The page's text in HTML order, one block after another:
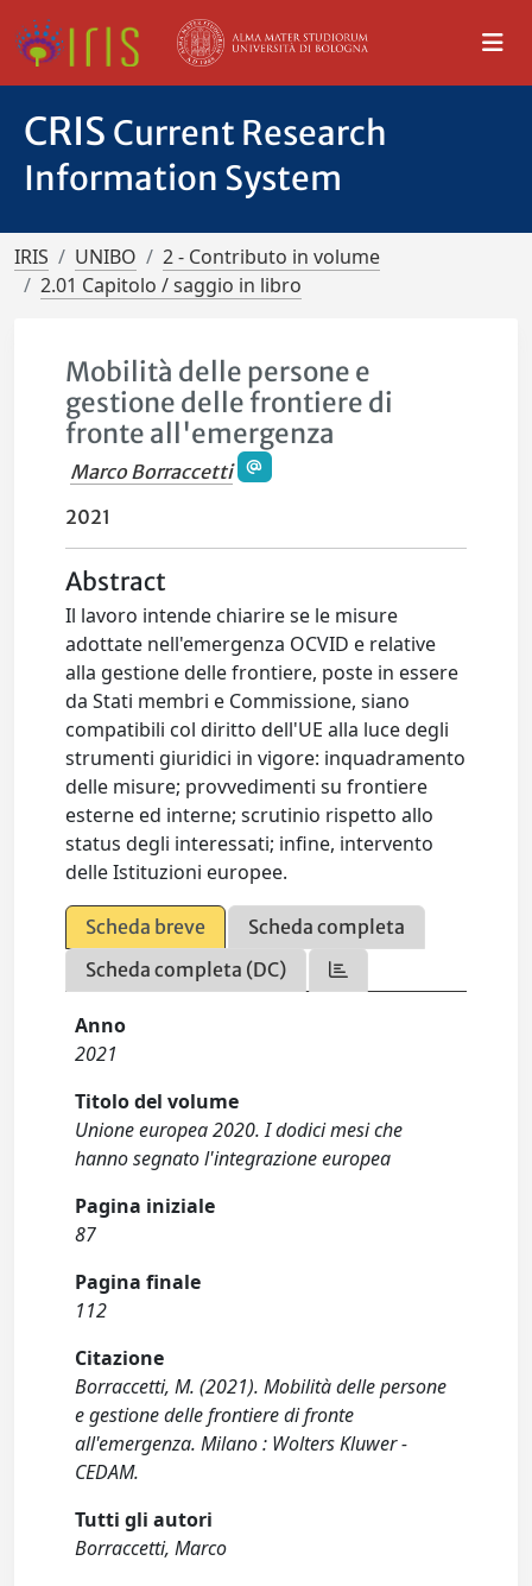
CRIS Current Research
Information System
IRIS UNIBO
2 - Contributo in volume
2.01 Capitolo / saggio in libro
Mobilità delle persone e
gestione delle frontiere di
fronte all'emergenza
Marco Borraccetti
2021
Abstract
Il lavoro intende chiarire se le misure
adottate nell'emergenza OCVID e relative
alla gestione delle frontiere, poste in essere
da Stati membri e Commissione, siano
compatibili col diritto dell'UE alla luce degli
strumenti giuridici in vigore: inquadramento
delle misure; provvedimenti su frontiere
esterne ed interne; scrutinio rispetto allo
status degli interessati; infine, intervento
delle Istituzioni europee.
Scheda breve
Scheda completa
Scheda completa (DC)
Anno
2021
Titolo del volume
Unione europea 2020. I dodici mesi che
hanno segnato l'integrazione europea
Pagina iniziale
87
Pagina finale
112
Citazione
Borraccetti, M. (2021). Mobilità delle persone
e gestione delle frontiere di fronte
all'emergenza. Milano : Wolters Kluwer -
CEDAM.
Tutti gli autori
Borraccetti, Marco